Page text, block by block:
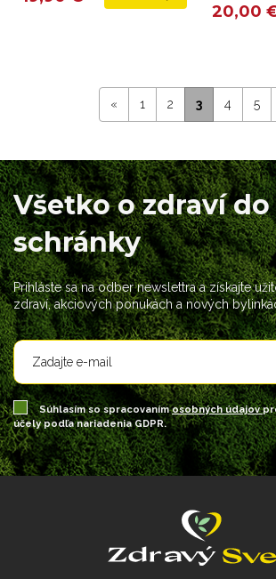
20,00
« 1 2 3 4 5
Všetko o zdraví do
schránky
Prihláste sa na odber newslettra a získajte
zdraví, akciových ponukách a nových
Súhlasím so spracovanímosobných údajov
účely podľa nariadenia GDPR.